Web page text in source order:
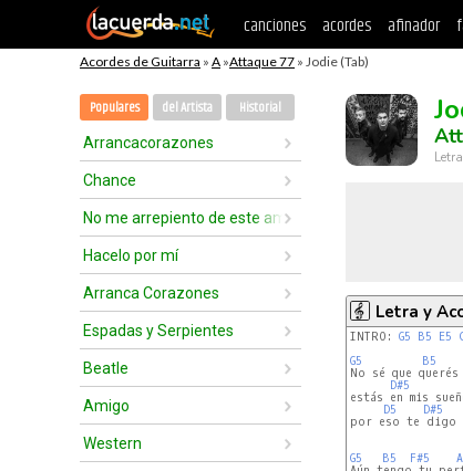
canciones acordes afinador
Acordes de Guitarra » A »Attaque 77 » Jodie (Tab)
Populares del Artista Historial
Arrancacorazones
Chance
No me arrepiento de este amor
Hacelo por mí
Arranca Corazones
Espadas y Serpientes
Beatle
Amigo
Western
Letra y
INTRO: G5 B5 E5
G5
B5
No sé que
D#5
estás en mis
D5
D#5
por eso te digo
G5 B5 F#5